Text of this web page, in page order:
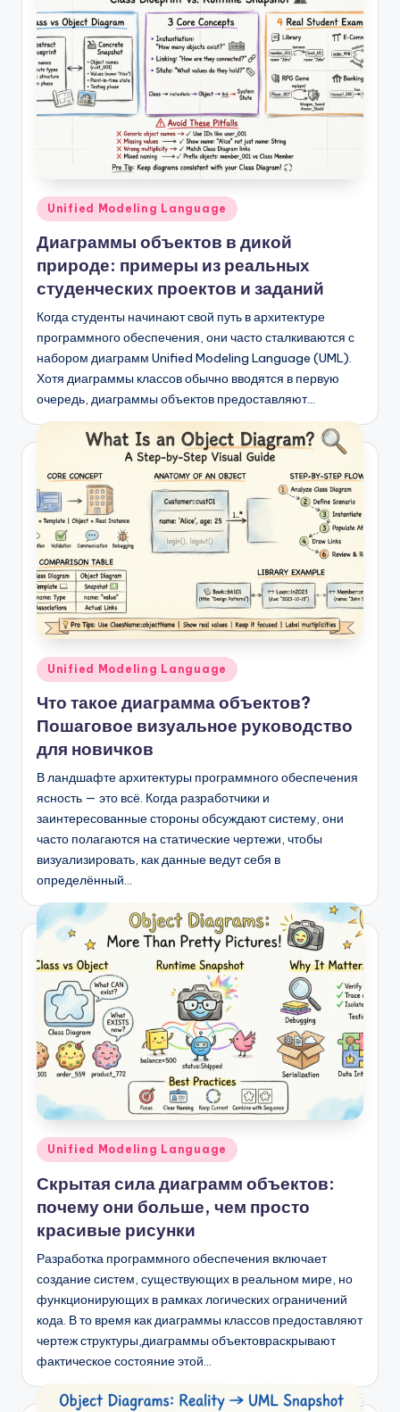
Опубликовано
Unified Modeling Language
Диаграммы объектов в дикой
природе: примеры из реальных
студенческих проектов и заданий
Когда студенты начинают свой путь в архитектуре
программного обеспечения, они часто сталкиваются с
набором диаграмм Unified Modeling Language (UML).
Хотя диаграммы классов обычно вводятся в первую
очередь, диаграммы объектов предоставляют…
Опубликовано
Unified Modeling Language
Что такое диаграмма объектов?
Пошаговое визуальное руководство
для новичков
В ландшафте архитектуры программного обеспечения
ясность — это всё. Когда разработчики и
заинтересованные стороны обсуждают систему, они
часто полагаются на статические чертежи, чтобы
визуализировать, как данные ведут себя в
определённый…
Опубликовано
Unified Modeling Language
Скрытая сила диаграмм объектов:
почему они больше, чем просто
красивые рисунки
Разработка программного обеспечения включает
создание систем, существующих в реальном мире, но
функционирующих в рамках логических ограничений
кода. В то время как диаграммы классов предоставляют
чертеж структуры,диаграммы объектовраскрывают
фактическое состояние этой…